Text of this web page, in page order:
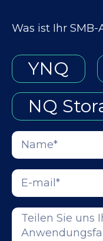
Was ist Ihr
YNQ
NQ